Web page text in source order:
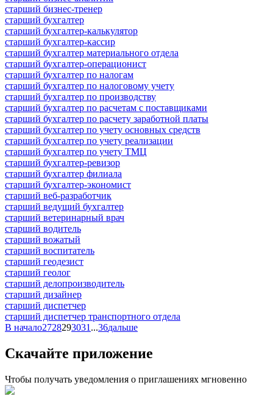
старший бизнес-тренер
старший бухгалтер
старший бухгалтер-калькулятор
старший бухгалтер-кассир
старший бухгалтер материального отдела
старший бухгалтер-операционист
старший бухгалтер по налогам
старший бухгалтер по налоговому учету
старший бухгалтер по производству
старший бухгалтер по расчетам с поставщиками
старший бухгалтер по расчету заработной платы
старший бухгалтер по учету основных средств
старший бухгалтер по учету реализации
старший бухгалтер по учету ТМЦ
старший бухгалтер-ревизор
старший бухгалтер филиала
старший бухгалтер-экономист
старший веб-разработчик
старший ведущий бухгалтер
старший ветеринарный врач
старший водитель
старший вожатый
старший воспитатель
старший геодезист
старший геолог
старший делопроизводитель
старший дизайнер
старший диспетчер
старший диспетчер транспортного отдела
В начало2728293031 ...36дальше
Скачайте приложение
Чтобы получать уведомления о приглашениях мгновенно